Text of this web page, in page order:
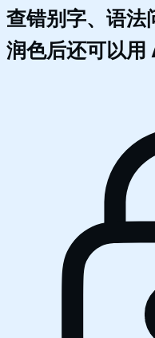
查错别字、语法
润色后还可以用